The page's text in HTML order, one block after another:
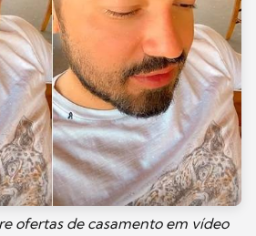
ofertas de casamento em vídeo